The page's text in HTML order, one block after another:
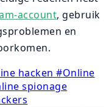
account, gebruik
en
hacken#Online
spionage